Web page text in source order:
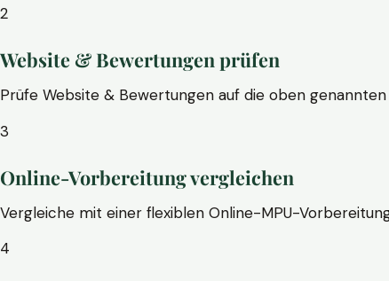
2
Website & Bewertungen prüfen
Prüfe Website & Bewertungen auf die oben
3
Online-Vorbereitung vergleichen
Vergleiche mit einer flexiblen Online-MPU-
4